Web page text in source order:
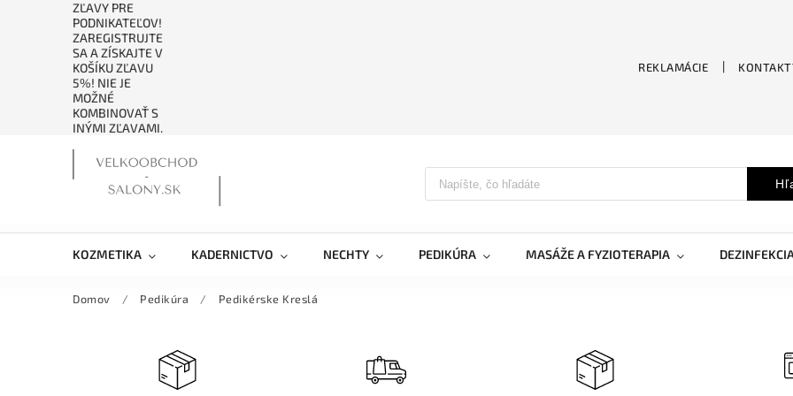
ZĽAVY PRE
PODNIKATEĽOV!
ZAREGISTRUJTE
SA A ZÍSKAJTE V
KOŠÍKU ZĽAVU
5%! NIE JE
MOŽNÉ
KOMBINOVAŤ S
INÝMI ZĽAVAMI.
REKLAMÁCIE
KOZMETIKA KADERNICTVO NECHTY PEDIKÚRA MASÁŽE A FYZIOTERAPIA
Domov / Pedikúra / Pedikérske Kreslá